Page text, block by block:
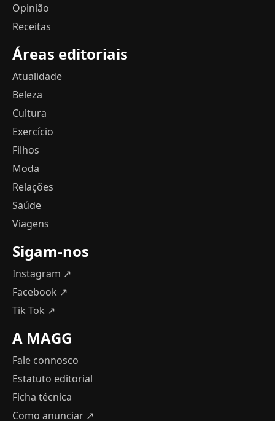
Opinião
Receitas
Áreas editoriais
Atualidade
Beleza
Cultura
Exercício
Filhos
Moda
Relações
Saúde
Viagens
Sigam-nos
Instagram ↗
Facebook ↗
Tik Tok ↗
A MAGG
Fale connosco
Estatuto editorial
Ficha técnica
Como anunciar ↗